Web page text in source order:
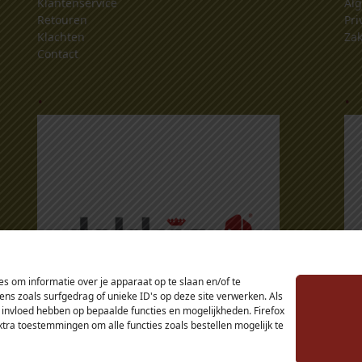
om informatie over je apparaat op te slaan en/of te
zoals surfgedrag of unieke ID's op deze site verwerken. Als
hebben op bepaalde functies en mogelijkheden. Firefox
toestemmingen om alle functies zoals bestellen mogelijk te
Klantenservice
Retouren
Klachten
Contact
. .